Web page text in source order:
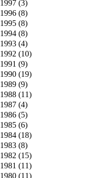
1997 (3)
1996 (8)
1995 (8)
1994 (8)
1993 (4)
1992 (10)
1991 (9)
1990 (19)
1989 (9)
1988 (11)
1987 (4)
1986 (5)
1985 (6)
1984 (18)
1983 (8)
1982 (15)
1981 (11)
1980 (11)